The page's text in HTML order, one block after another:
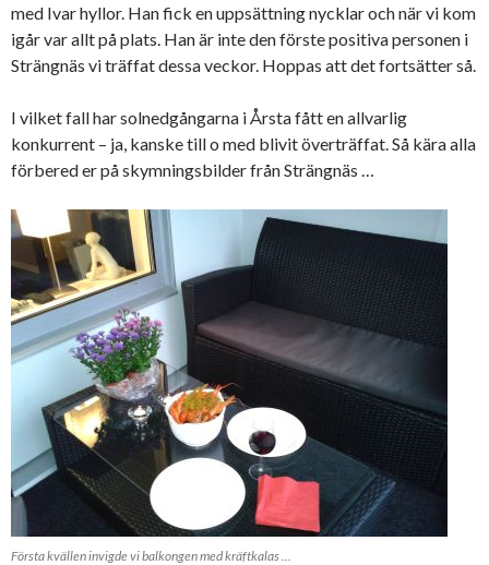
med Ivar hyllor. Han fick en uppsättning nycklar och när vi kom
igår var allt på plats. Han är inte den förste positiva personen i
Strängnäs vi träffat dessa veckor. Hoppas att det fortsätter så.
I vilket fall har solnedgångarna i Årsta fått en allvarlig
konkurrent – ja, kanske till o med blivit överträffat. Så kära alla
förbered er på skymningsbilder från Strängnäs …
Första kvällen invigde vi balkongen med kräftkalas …